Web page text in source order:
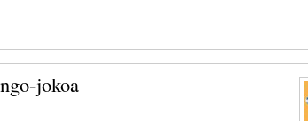
jokoa